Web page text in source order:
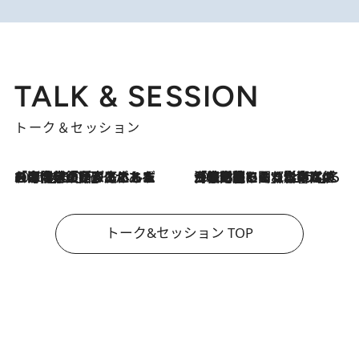
TALK & SESSION
トーク＆セッション
2026.8.3
「今後値上げがあるとすれば…」「リスクがあるのは今年の冬」エネルギー専門家が語る、ホルムズ海峡封鎖が家庭にもたらす“ある心配” 2026.8.3
「住宅建てられない…」「サーチャージ料の高値が続いている」ホルムズ海峡封鎖による影響はいつまで続く？《エネルギー専門家に聞く“どうなる日本の暮らし”》
トーク&セッション TOP